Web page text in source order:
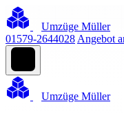
Umzüge Müller
01579-2644028 Angebot
Umzüge Müller